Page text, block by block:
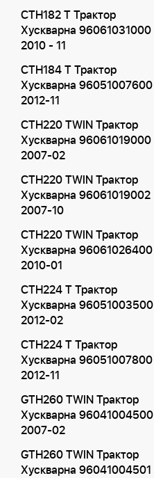
CTH182 T Трактор
Хускварна 96061031000
2010 - 11
CTH184 T Трактор
Хускварна 96051007600
2012-11
CTH220 TWIN Трактор
Хускварна 96061019000
2007-02
CTH220 TWIN Трактор
Хускварна 96061019002
2007-10
CTH220 TWIN Трактор
Хускварна 96061026400
2010-01
CTH224 T Трактор
Хускварна 96051003500
2012-02
CTH224 T Трактор
Хускварна 96051007800
2012-11
GTH260 TWIN Трактор
Хускварна 96041004500
2007-02
GTH260 TWIN Трактор
Хускварна 96041004501